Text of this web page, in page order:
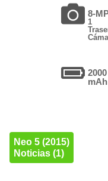
8-
1
2000
mAh
Neo 5 (2015)
Noticias (1)